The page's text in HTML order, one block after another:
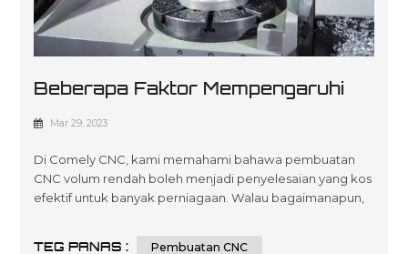
Beberapa Faktor Mempengaruhi
Kos Pengilangan CNC Volume
Mar 29, 2023
Di Comely CNC, kami memahami bahawa pembuatan
CNC volum rendah boleh menjadi penyelesaian yang kos
efektif untuk banyak perniagaan. Walau bagaimanapun,
TEG PANAS :
Pembuatan CNC